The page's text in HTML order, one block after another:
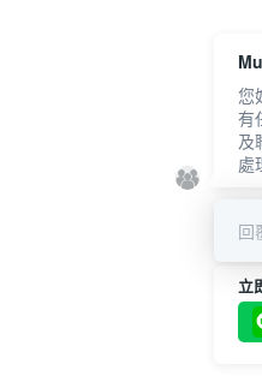
立
您
有
及
處
回